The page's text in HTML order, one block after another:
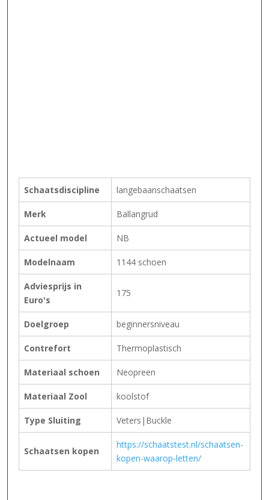
Schaatsdiscipline langebaanschaatsen
Merk Ballangrud
Actueel model NB
Modelnaam 1144 schoen
Adviesprijs in
Euro's
175
Doelgroep beginnersniveau
Contrefort Thermoplastisch
Materiaal schoen Neopreen
Materiaal Zool koolstof
Type Sluiting Veters|Buckle
Schaatsen kopen
https://schaatstest.nl/schaatsen-
kopen-waarop-letten/